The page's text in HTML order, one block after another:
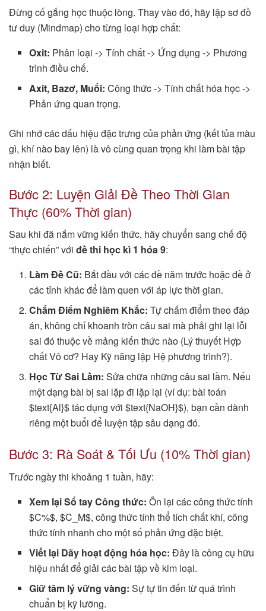
Đừng cố gắng học thuộc lòng. Thay vào đó, hãy lập sơ đồ
tư duy (Mindmap) cho từng loại hợp chất:
Oxit: Phân loại -> Tính chất -> Ứng dụng -> Phương
trình điều chế.
Axit, Bazơ, Muối: Công thức -> Tính chất hóa học ->
Phản ứng quan trọng.
Ghi nhớ các dấu hiệu đặc trưng của phản ứng (kết tủa màu
gì, khí nào bay lên) là vô cùng quan trọng khi làm bài tập
nhận biết.
Bước 2: Luyện Giải Đề Theo Thời Gian
Thực (60% Thời gian)
Sau khi đã nắm vững kiến thức, hãy chuyển sang chế độ
“thực chiến” với đề thi học kì 1 hóa 9:
Làm Đề Cũ: Bắt đầu với các đề năm trước hoặc đề ở
các tỉnh khác để làm quen với áp lực thời gian.
Chấm Điểm Nghiêm Khắc: Tự chấm điểm theo đáp
án, không chỉ khoanh tròn câu sai mà phải ghi lại lỗi
sai đó thuộc về mảng kiến thức nào (Lý thuyết Hợp
chất Vô cơ? Hay Kỹ năng lập Hệ phương trình?).
Học Từ Sai Lầm: Sửa chữa những câu sai lầm. Nếu
một dạng bài bị sai lặp đi lặp lại (ví dụ: bài toán
$text{Al}$ tác dụng với $text{NaOH}$), bạn cần dành
riêng một buổi để luyện tập sâu dạng đó.
Bước 3: Rà Soát & Tối Ưu (10% Thời gian)
Trước ngày thi khoảng 1 tuần, hãy:
Xem lại Sổ tay Công thức: Ôn lại các công thức tính
$C%$, $C_M$, công thức tính thể tích chất khí, công
thức tính nhanh cho một số phản ứng đặc biệt.
Viết lại Dãy hoạt động hóa học: Đây là công cụ hữu
hiệu nhất để giải các bài tập về kim loại.
Giữ tâm lý vững vàng: Sự tự tin đến từ quá trình
chuẩn bị kỹ lưỡng.